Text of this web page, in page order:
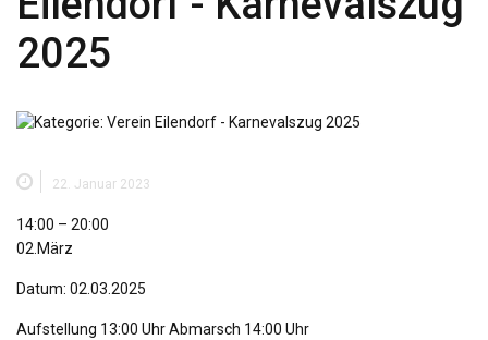
2025
22. Januar 2023
Eilendorf
-
2025
14:00 – 20:00
02.März
Datum: 02.03.2025
Aufstellung 13:00 Uhr Abmarsch 14:00 Uhr